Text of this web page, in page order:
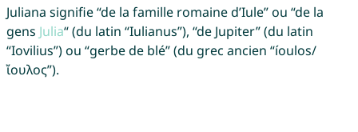
Juliana signifie “de la famille romaine d’Iule” ou “de la
gens Julia“ (du latin “Iulianus”), “de Jupiter” (du latin
“Iovilius”) ou “gerbe de blé” (du grec ancien “íoulos/
ἴουλος”).